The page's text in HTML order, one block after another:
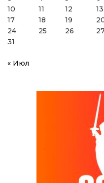
10
11 12 13
17
18 19
24
25 26
31
« Июл